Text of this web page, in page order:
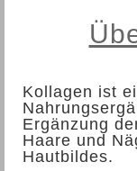
Kollagen ist
Ergänzung
Haare und
Hautbildes.